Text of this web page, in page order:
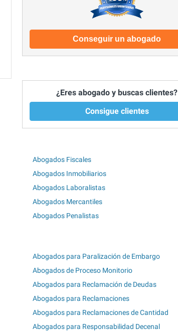
Conseguir un abogado
¿Eres abogado y buscas clientes?
Consigue clientes
Abogados Fiscales
Abogados Inmobiliarios
Abogados Laboralistas
Abogados Mercantiles
Abogados Penalistas
Abogados para Paralización de Embargo
Abogados de Proceso Monitorio
Abogados para Reclamación de Deudas
Abogados para Reclamaciones
Abogados para Reclamaciones de Cantidad
Abogados para Responsabilidad Decenal